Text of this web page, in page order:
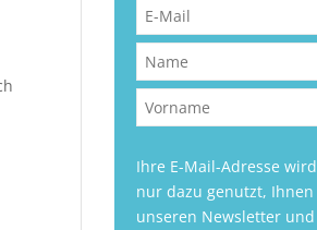
Ihre E-Mail-Adresse wird
nur dazu genutzt, Ihnen
unseren Newsletter und